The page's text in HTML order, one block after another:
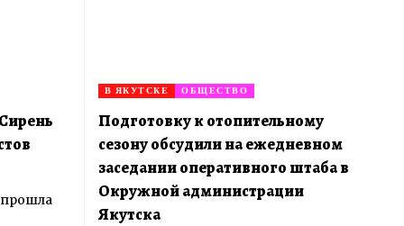
В ЯКУТСКЕ ОБЩЕСТВО
Подготовку к отопительному
сезону обсудили на ежедневном
заседании оперативного штаба в
Окружной администрации
Якутска